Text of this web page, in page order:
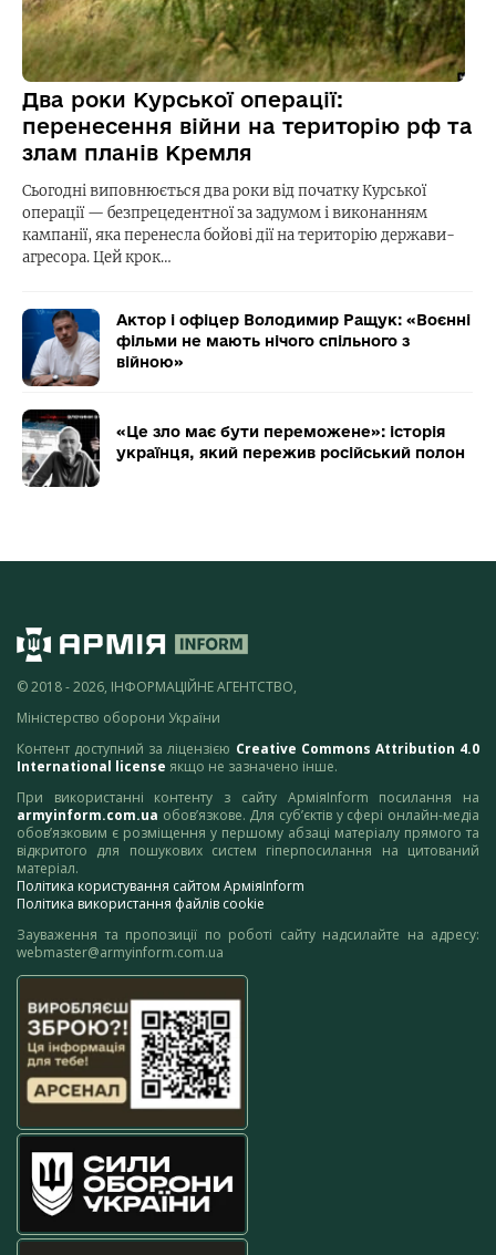
Два роки Курської операції:
перенесення війни на територію рф та
злам планів Кремля
Сьогодні виповнюється два роки від початку Курської
операції — безпрецедентної за задумом і виконанням
кампанії, яка перенесла бойові дії на територію держави-
агресора. Цей крок…
Актор і офіцер Володимир Ращук: «Воєнні
фільми не мають нічого спільного з
війною»
«Це зло має бути переможене»: історія
українця, який пережив російський полон
© 2018 - 2026, ІНФОРМАЦІЙНЕ АГЕНТСТВО,
Міністерство оборони України
Контент доступний за ліцензією Creative Commons Attribution 4.0
International license якщо не зазначено інше.
При використанні контенту з сайту АрміяInform посилання на
armyinform.com.ua обов’язкове. Для суб’єктів у сфері онлайн-медіа
обов’язковим є розміщення у першому абзаці матеріалу прямого та
відкритого для пошукових систем гіперпосилання на цитований
матеріал.
Політика користування сайтом АрміяInform
Політика використання файлів cookie
Зауваження та пропозиції по роботі сайту надсилайте на адресу:
webmaster@armyinform.com.ua